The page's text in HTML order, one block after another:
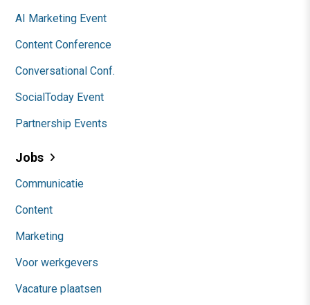
AI Marketing Event
Content Conference
Conversational Conf.
SocialToday Event
Partnership Events
Jobs
Communicatie
Content
Marketing
Voor werkgevers
Vacature plaatsen